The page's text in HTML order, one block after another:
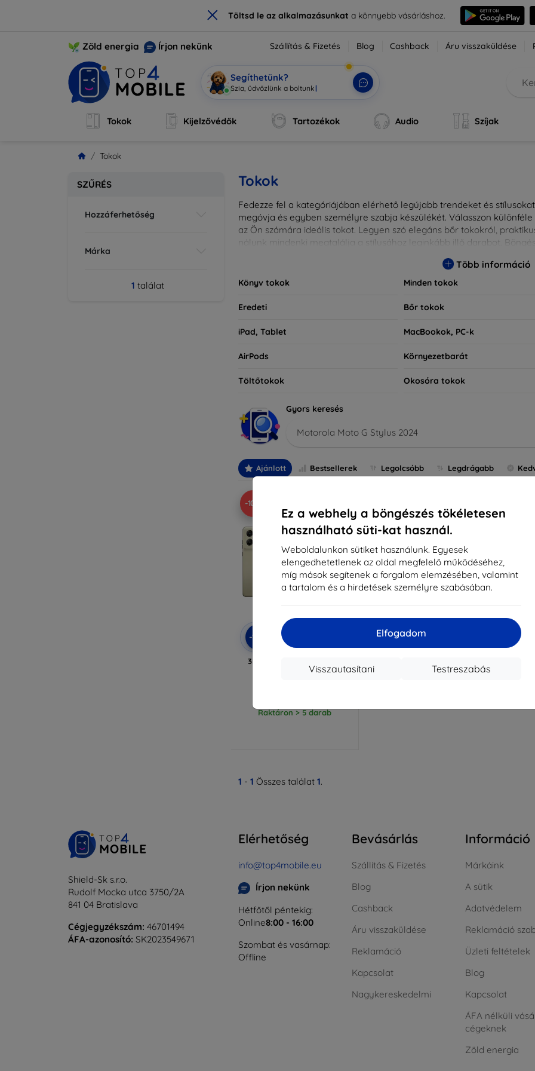
× Töltsd le az alkalmazásunkata könnyebb vásárláshoz.
Ez a webhely a böngészés tökéletesen
használható süti-kat használ.
Weboldalunkon sütiket használunk. Egyesek
elengedhetetlenek az oldal megfelelő működéséhez,
míg mások segítenek a forgalom elemzésében, valamint
a tartalom és a hirdetések személyre szabásában.
Elfogadom
Testreszabás
Visszautasítani
Zöld energia Írjon nekünk Szállítás & Fizetés Blog Cashback Áru visszaküldése
Segíthetünk?
M|
Tokok Kijelzővédők Tartozékok Audio Szíjak
Tokok
SZŰRÉS
Hozzáferhetőség
Márka
1 találat
Tokok
Fedezze fel a kategóriájában elérhető legújabb trendeket és
megóvja és egyben személyre szabja készülékét. Válasszon
az Ön számára ideális tokot. Legyen szó elegáns bőr tokokról,
nálunk mindenki megtalálja a stílusához leginkább illő darabot.
Több információ
Könyv tokok Minden tokok
Eredeti Bőr tokok
iPad, Tablet MacBookok, PC-k
AirPods Környezetbarát
Töltőtokok Okosóra tokok
Gyors keresés
Motorola Moto G Stylus 2024
Ajánlott Bestsellerek Legolcsóbb Legdrágabb
-10%
-10%
Kedvezmény
kuponnal
3MK Armor tok Motorola
Moto G Stylus 2024
Raktáron > 5 darab
1 - 1 Összes találat 1.
Shield-Sk s.r.o.
Rudolf Mocka utca 3750/2A
841 04 Bratislava
Cégjegyzékszám: 46701494
ÁFA-azonosító: SK2023549671
Elérhetőség
info@top4mobile.eu
Írjon nekünk
Hétfőtől péntekig:
Online8:00 - 16:00
Szombat és vasárnap:
Offline
Bevásárlás
Szállítás & Fizetés
Blog
Cashback
Áru visszaküldése
Reklamáció
Kapcsolat
Nagykereskedelmi
Információ
Márkáink
A sütik
Adatvédelem
Reklamáció
Üzleti feltételek
Blog
Kapcsolat
ÁFA nélküli
cégeknek
Zöld energia